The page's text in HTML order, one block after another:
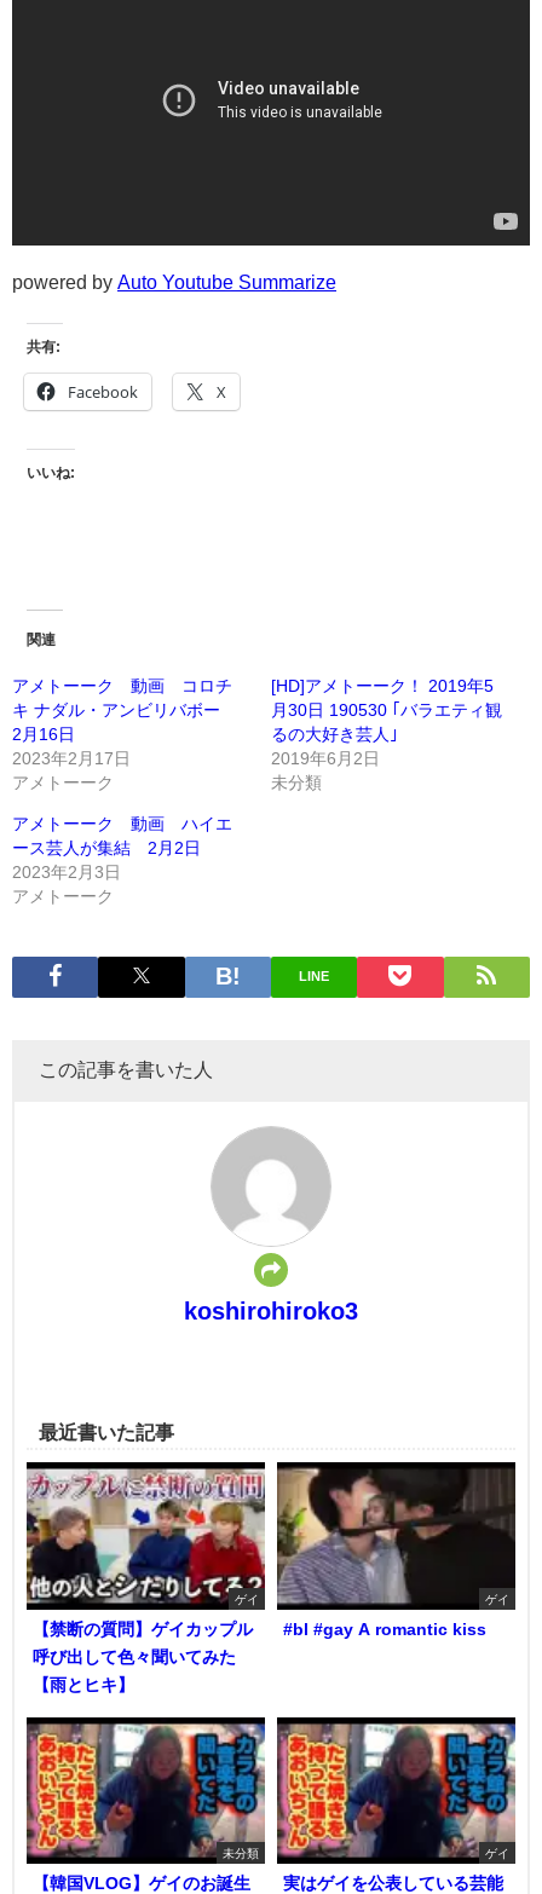
powered by Auto Youtube Summarize
共有:
Facebook X
いいね:
関連
アメトーーク 動画 コロチ
キ ナダル・アンビリバボー
2月16日
2023年2月17日
アメトーーク
[HD]アメトーーク！ 2019年5
月30日 190530 ｢バラエティ観
るの大好き芸人｣
2019年6月2日
未分類
アメトーーク 動画 ハイエ
ース芸人が集結 2月2日
2023年2月3日
アメトーーク
LINE
この記事を書いた人
koshirohiroko3
最近書いた記事
ゲイ
【禁断の質問】ゲイカップル
呼び出して色々聞いてみた
【雨とヒキ】
ゲイ
#bl #gay A romantic kiss
未分類
【韓国VLOG】ゲイのお誕生
ゲイ
実はゲイを公表している芸能